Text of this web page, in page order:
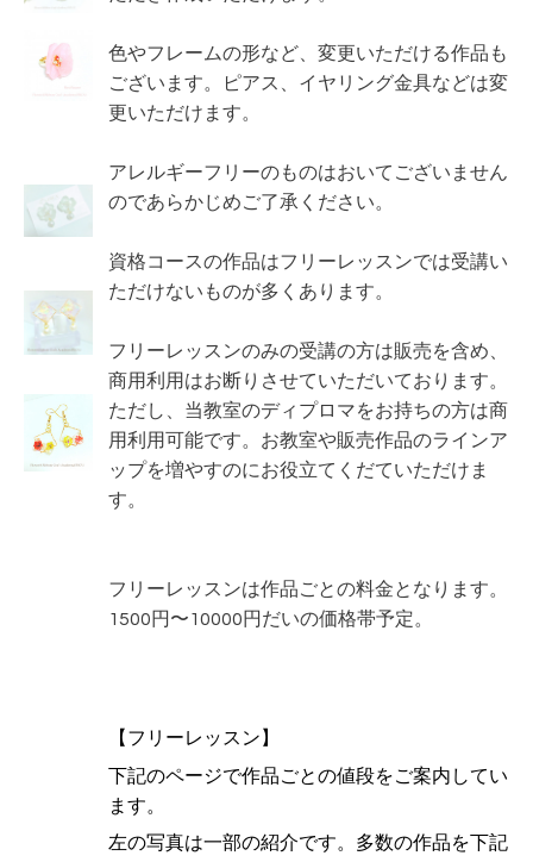
色やフレームの形など、変更いただける作品も
ございます。ピアス、イヤリング金具などは変
更いただけます。
アレルギーフリーのものはおいてございません
のであらかじめご了承ください。
資格コースの作品はフリーレッスンでは受講い
ただけないものが多くあります。
フリーレッスンのみの受講の方は販売を含め、
商用利用はお断りさせていただいております。
ただし、当教室のディプロマをお持ちの方は商
用利用可能です。お教室や販売作品のラインア
ップを増やすのにお役立てくだていただけま
す。
フリーレッスンは作品ごとの料金となります。
1500円〜10000円だいの価格帯予定。
【フリーレッスン】
下記のページで作品ごとの値段をご案内してい
ます。
左の写真は一部の紹介です。多数の作品を下記